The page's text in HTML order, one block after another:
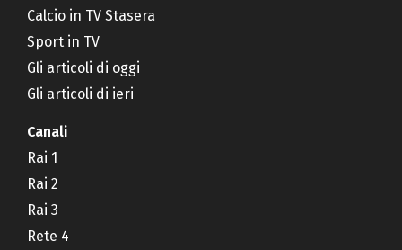
Calcio in TV Stasera
Sport in TV
Gli articoli di oggi
Gli articoli di ieri
Canali
Rai 1
Rai 2
Rai 3
Rete 4